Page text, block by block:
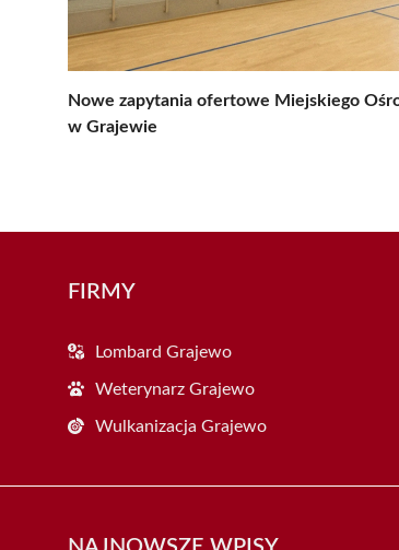
Nowe zapytania ofertowe Miejskiego
w Grajewie
FIRMY
Lombard Grajewo
Weterynarz Grajewo
Wulkanizacja Grajewo